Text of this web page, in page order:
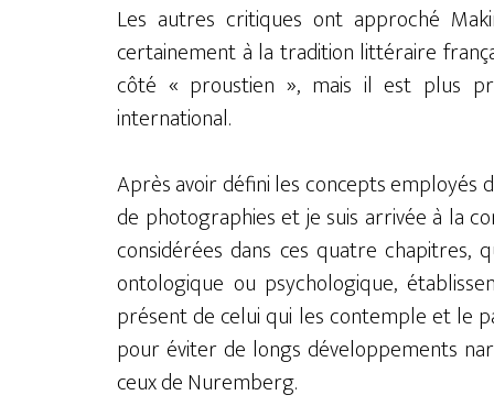
Les autres critiques ont approché
certainement à la tradition littéraire
côté « proustien », mais il est plus
international.
Après avoir défini les concepts employés
de photographies et je suis arrivée à la
considérées dans ces quatre
ontologique ou psychologique,
présent de celui qui les contemple et le
pour éviter de longs développements
ceux de Nuremberg.